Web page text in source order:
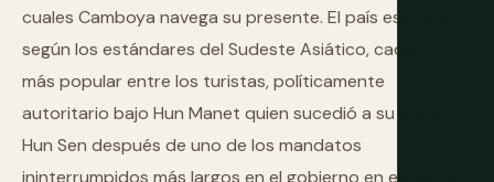
cuales Camboya navega su presente. El país es pobre
según los estándares del Sudeste Asiático, cada vez
más popular entre los turistas, políticamente
autoritario bajo Hun Manet quien sucedió a su padre
Hun Sen después de uno de los mandatos
ininterrumpidos más largos en el gobierno en el mundo,